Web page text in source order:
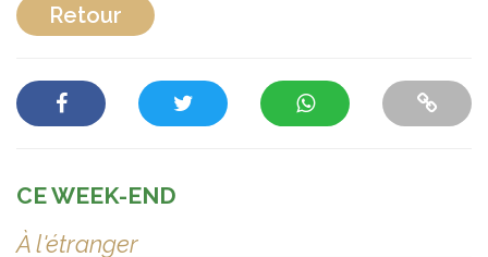
Retour
CE WEEK-END
À l'étranger